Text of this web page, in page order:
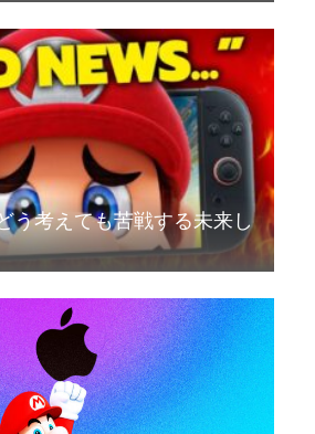
を載せる日が来ましたね」
！番長2」のせいでG数当選・疑似ボ・長
ーンが当たり前になってスロットは終わ
人が増え車が通行不可能になる
以上投げ銭→母親を殺害か
、ジャンプ集合絵でも完全にモブの位置
計15万本突破🎉
う考えても苦戦する未来し